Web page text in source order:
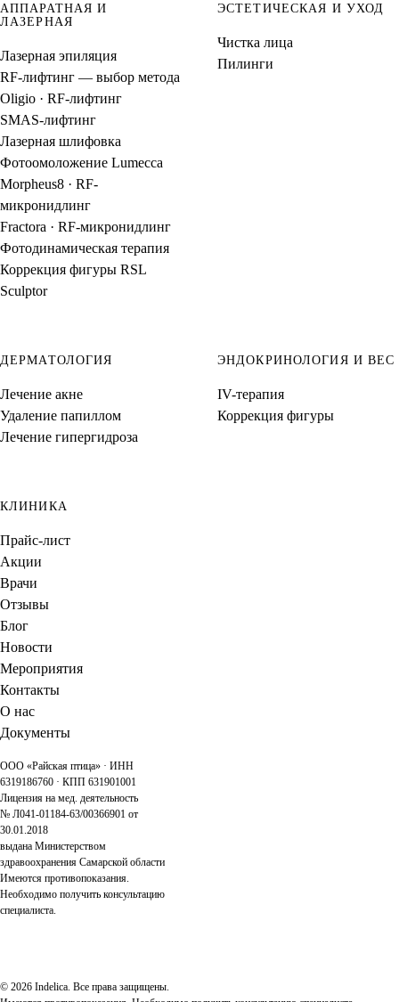
АППАРАТНАЯ И
ЛАЗЕРНАЯ
Лазерная эпиляция
RF-лифтинг — выбор метода
Oligio · RF-лифтинг
SMAS-лифтинг
Лазерная шлифовка
Фотоомоложение Lumecca
Morpheus8 · RF-
микронидлинг
Fractora · RF-микронидлинг
Фотодинамическая терапия
Коррекция фигуры RSL
Sculptor
ЭСТЕТИЧЕСКАЯ И УХОД
Чистка лица
Пилинги
ДЕРМАТОЛОГИЯ
Лечение акне
Удаление папиллом
Лечение гипергидроза
ЭНДОКРИНОЛОГИЯ И ВЕС
IV-терапия
Коррекция фигуры
КЛИНИКА
Прайс-лист
Акции
Врачи
Отзывы
Блог
Новости
Мероприятия
Контакты
О нас
Документы
ООО «Райская птица» · ИНН
6319186760 · КПП 631901001
Лицензия на мед. деятельность
№ Л041-01184-63/00366901 от
30.01.2018
выдана Министерством
здравоохранения Самарской области
Имеются противопоказания.
Необходимо получить консультацию
специалиста.
© 2026 Indelica. Все права защищены.